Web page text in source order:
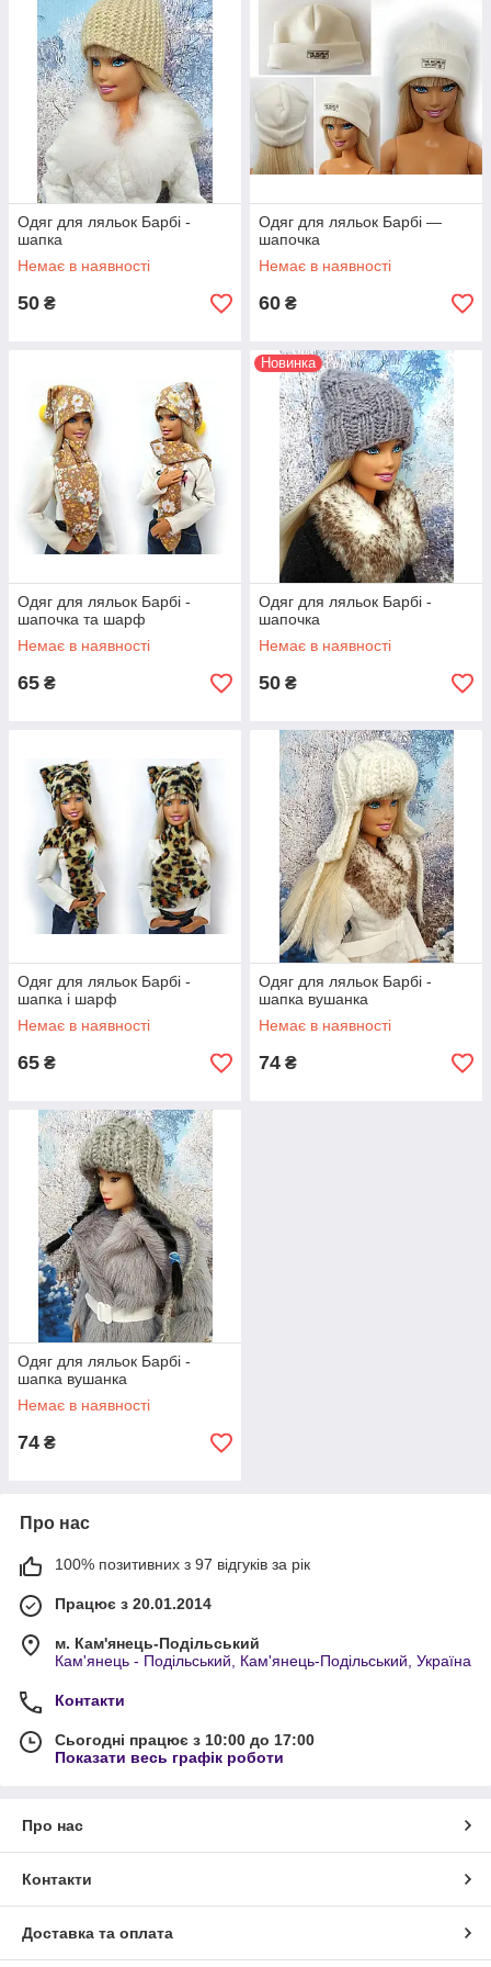
Одяг для ляльок Барбі -
шапка
Немає в наявності
50 ₴
Одяг для ляльок Барбі —
шапочка
Немає в наявності
60 ₴
Одяг для ляльок Барбі -
шапочка та шарф
Немає в наявності
65 ₴
Новинка
Одяг для ляльок Барбі -
шапочка
Немає в наявності
50 ₴
Одяг для ляльок Барбі -
шапка і шарф
Немає в наявності
65 ₴
Одяг для ляльок Барбі -
шапка вушанка
Немає в наявності
74 ₴
Одяг для ляльок Барбі -
шапка вушанка
Немає в наявності
74 ₴
Про нас
100% позитивних з 97 відгуків за рік
Працює з 20.01.2014
м. Кам'янець-Подільський
Кам'янець - Подільський, Кам'янець-Подільський, Україна
Контакти
Сьогодні працює з 10:00 до 17:00
Показати весь графік роботи
Про нас
Контакти
Доставка та оплата